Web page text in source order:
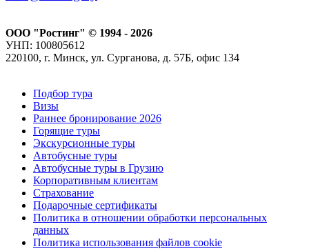
ООО "Ростинг" © 1994 - 2026
УНП: 100805612
220100, г. Минск, ул. Сурганова, д. 57Б, офис 134
Подбор тура
Визы
Раннее бронирование 2026
Горящие туры
Экскурсионные туры
Автобусные туры
Автобусные туры в Грузию
Корпоративным клиентам
Страхование
Подарочные сертификаты
Политика в отношении обработки персональных
данных
Политика использования файлов cookie